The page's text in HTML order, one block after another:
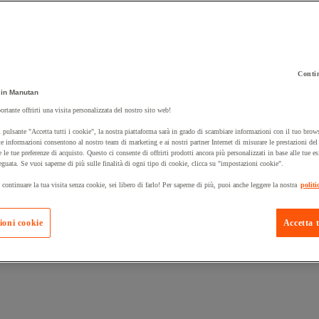
un prodotto:
Manutan Expert
Prodotti in
Manutan
offrirti una visita personalizzata del nostro sito web!
pulsante "Accetta tutti i cookie", la nostra piattaforma sarà in grado di scambiare informazioni con il tuo
informazioni consentono al nostro team di marketing e ai nostri partner Internet di misurare le prestazioni
le tue preferenze di acquisto. Questo ci consente di offrirti prodotti ancora più personalizzati in base alle tue
Se vuoi saperne di più sulle finalità di ogni tipo di cookie, clicca su "impostazioni cookie".
la tua visita senza cookie, sei libero di farlo! Per saperne di più, puoi anche leggere la nostra
Accetta
cookie